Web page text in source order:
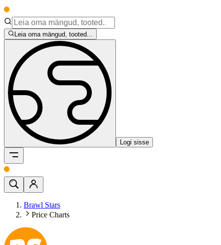
Leia oma mängud, tooted...
Logi sisse
Brawl Stars
Price Charts